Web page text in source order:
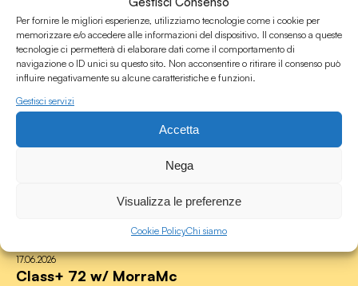
Per fornire le migliori esperienze, utilizziamo tecnologie come i cookie per
memorizzare e/o accedere alle informazioni del dispositivo. Il consenso a queste
tecnologie ci permetterà di elaborare dati come il comportamento di
navigazione o ID unici su questo sito. Non acconsentire o ritirare il consenso può
influire negativamente su alcune caratteristiche e funzioni.
Gestisci servizi
Accetta
Nega
Visualizza le preferenze
Cookie PolicyChi siamo
17.06.2026
Class+ 72 w/ MorraMc